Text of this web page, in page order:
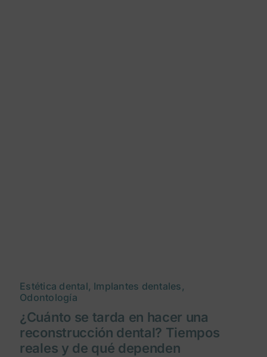
Estética dental, Implantes dentales,
Odontología
¿Cuánto se tarda en hacer una
reconstrucción dental? Tiempos
reales y de qué dependen